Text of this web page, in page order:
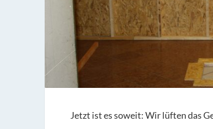
Jetzt ist es soweit: Wir lüften das